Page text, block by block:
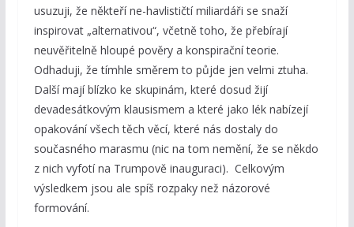
usuzuji, že někteří ne-havlističtí miliardáři se snaží
inspirovat „alternativou“, včetně toho, že přebírají
neuvěřitelně hloupé pověry a konspirační teorie.
Odhaduji, že tímhle směrem to půjde jen velmi ztuha.
Další mají blízko ke skupinám, které dosud žijí
devadesátkovým klausismem a které jako lék nabízejí
opakování všech těch věcí, které nás dostaly do
současného marasmu (nic na tom nemění, že se někdo
z nich vyfotí na Trumpově inauguraci). Celkovým
výsledkem jsou ale spíš rozpaky než názorové
formování.